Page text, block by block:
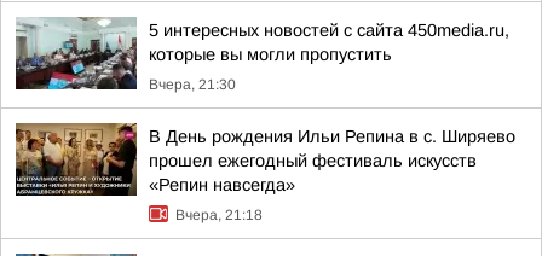
5 интересных новостей с сайта 450media.ru,
которые вы могли пропустить
Вчера, 21:30
В День рождения Ильи Репина в с. Ширяево
прошел ежегодный фестиваль искусств
«Репин навсегда»
Вчера, 21:18